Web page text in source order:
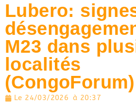
Lubero:
M23 dans
localités
(CongoForum)
Le 24/03/2026 à 20:37